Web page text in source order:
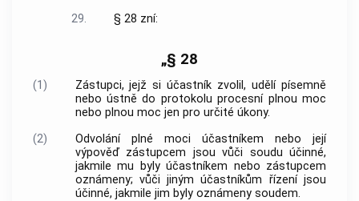
29.
§ 28 zní:
„§ 28
(1)
Zástupci, jejž si účastník zvolil, udělí písemně
nebo ústně do protokolu procesní plnou moc
nebo plnou moc jen pro určité úkony.
(2)
Odvolání plné moci účastníkem nebo její
výpověď zástupcem jsou vůči soudu účinné,
jakmile mu byly účastníkem nebo zástupcem
oznámeny; vůči jiným účastníkům řízení jsou
účinné, jakmile jim byly oznámeny soudem.